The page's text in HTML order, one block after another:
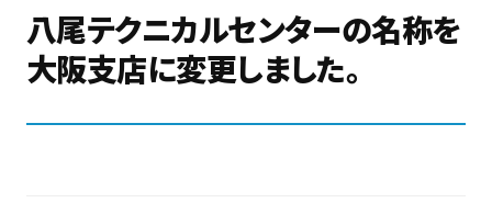
八尾テクニカルセンターの名称を
大阪支店に変更しました。